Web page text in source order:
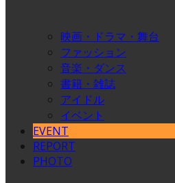
映画・ドラマ・舞台
ファッション
音楽・ダンス
書籍・雑誌
アイドル
イベント
EVENT
REPORT
PHOTO